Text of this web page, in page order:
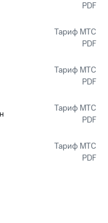
PDF
Тариф МТС
PDF
Тариф МТС
PDF
Тариф МТС
PDF
Тариф МТС
PDF